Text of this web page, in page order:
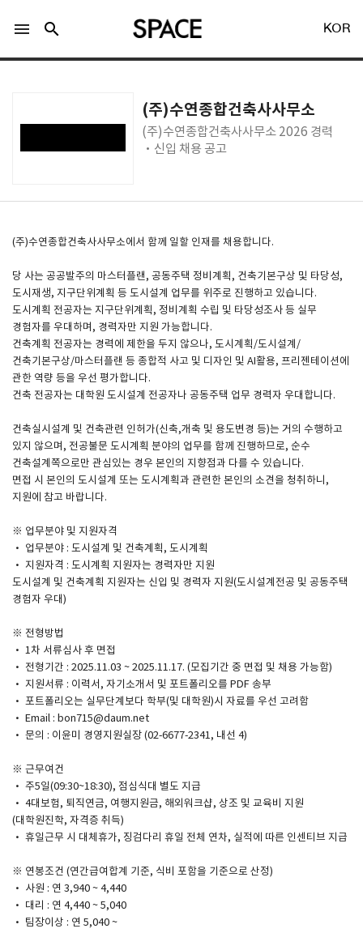
Facebook 로그인
Twitter 로그인
Naver 로그인
공지사항
기사문의
광고문의
Contact
menu search KOR
(주)수연종합건축사사무소
(주)수연종합건축사사무소 2026 경력
·신입 채용 공고
(주)수연종합건축사사무소에서 함께 일할 인재를 채용합니다.
당 사는 공공발주의 마스터플랜, 공동주택 정비계획, 건축기본구상 및 타당성,
도시재생, 지구단위계획 등 도시설계 업무를 위주로 진행하고 있습니다.
도시계획 전공자는 지구단위계획, 정비계획 수립 및 타당성조사 등 실무
경험자를 우대하며, 경력자만 지원 가능합니다.
건축계획 전공자는 경력에 제한을 두지 않으나, 도시계획/도시설계/
건축기본구상/마스터플랜 등 종합적 사고 및 디자인 및 AI활용, 프리젠테이션에
관한 역량 등을 우선 평가합니다.
건축 전공자는 대학원 도시설계 전공자나 공동주택 업무 경력자 우대합니다.
건축실시설계 및 건축관련 인허가(신축,개축 및 용도변경 등)는 거의 수행하고
있지 않으며, 전공불문 도시계획 분야의 업무를 함께 진행하므로, 순수
건축설계쪽으로만 관심있는 경우 본인의 지향점과 다를 수 있습니다.
면접 시 본인의 도시설계 또는 도시계획과 관련한 본인의 소견을 청취하니,
지원에 참고 바랍니다.
※ 업무분야 및 지원자격
· 업무분야 : 도시설계 및 건축계획, 도시계획
· 지원자격 : 도시계획 지원자는 경력자만 지원
도시설계 및 건축계획 지원자는 신입 및 경력자 지원(도시설계전공 및 공동주택
경험자 우대)
※ 전형방법
· 1차 서류심사 후 면접
· 전형기간 : 2025.11.03 ~ 2025.11.17. (모집기간 중 면접 및 채용 가능함)
· 지원서류 : 이력서, 자기소개서 및 포트폴리오를 PDF 송부
· 포트폴리오는 실무단계보다 학부(및 대학원)시 자료를 우선 고려함
· Email : bon715@daum.net
· 문의 : 이윤미 경영지원실장 (02-6677-2341, 내선 4)
※ 근무여건
· 주5일(09:30~18:30), 점심식대 별도 지급
· 4대보험, 퇴직연금, 여행지원금, 해외워크샵, 상조 및 교육비 지원
(대학원진학, 자격증 취득)
· 휴일근무 시 대체휴가, 징검다리 휴일 전체 연차, 실적에 따른 인센티브 지급
※ 연봉조건 (연간급여합계 기준, 식비 포함을 기준으로 산정)
· 사원 : 연 3,940 ~ 4,440
· 대리 : 연 4,440 ~ 5,040
· 팀장이상 : 연 5,040 ~